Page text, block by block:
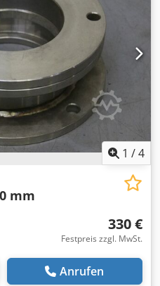
1 /4
mm
330 €
Festpreis zzgl. MwSt.
Anrufen